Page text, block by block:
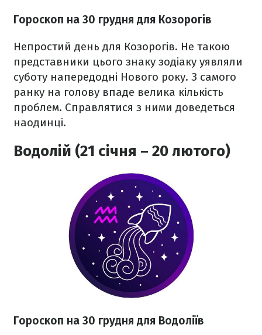
Гороскоп на 30 грудня для Козорогів
Непростий день для Козорогів. Не такою
представники цього знаку зодіаку уявляли
суботу напередодні Нового року. З самого
ранку на голову впаде велика кількість
проблем. Справлятися з ними доведеться
наодинці.
Водолій (21 січня – 20 лютого)
Гороскоп на 30 грудня для Водоліїв